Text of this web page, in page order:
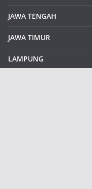
JAWA TENGAH
JAWA TIMUR
LAMPUNG